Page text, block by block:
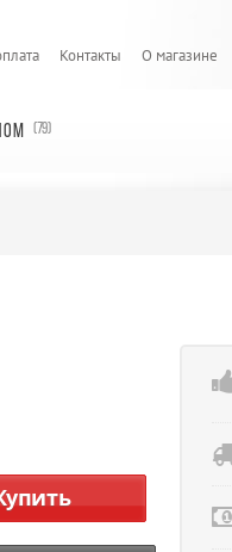
Контакты О магазине
(79)